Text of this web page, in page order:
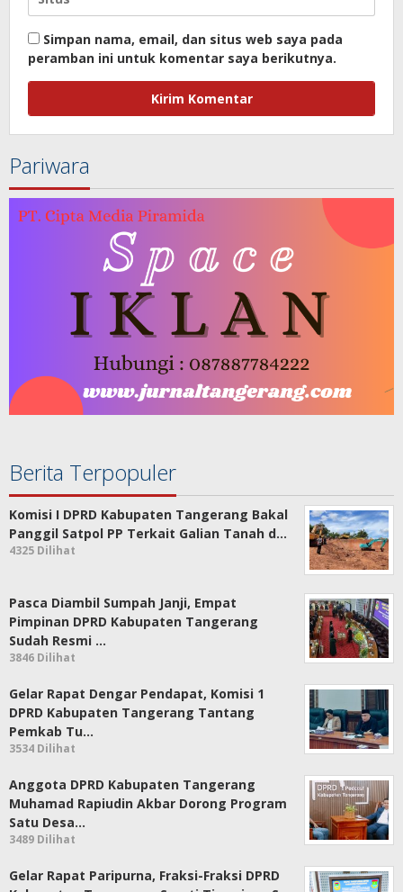
Simpan nama, email, dan situs web saya pada
peramban ini untuk komentar saya berikutnya.
Pariwara
Berita Terpopuler
Komisi I DPRD Kabupaten Tangerang Bakal
Panggil Satpol PP Terkait Galian Tanah d…
4325 Dilihat
Pasca Diambil Sumpah Janji, Empat
Pimpinan DPRD Kabupaten Tangerang
Sudah Resmi …
3846 Dilihat
Gelar Rapat Dengar Pendapat, Komisi 1
DPRD Kabupaten Tangerang Tantang
Pemkab Tu…
3534 Dilihat
Anggota DPRD Kabupaten Tangerang
Muhamad Rapiudin Akbar Dorong Program
Satu Desa…
3489 Dilihat
Gelar Rapat Paripurna, Fraksi-Fraksi DPRD